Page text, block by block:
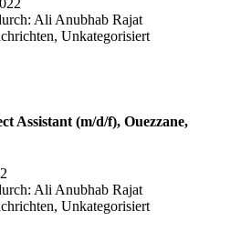
Ali Anubhab Rajat
Unkategorisiert
Assistant (m/d/f), Ouezzane,
Ali Anubhab Rajat
Unkategorisiert